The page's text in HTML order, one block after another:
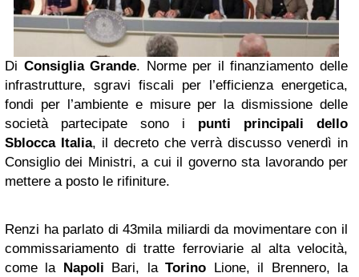
Di Consiglia Grande. Norme per il finanziamento delle
infrastrutture, sgravi fiscali per l’efficienza energetica,
fondi per l’ambiente e misure per la dismissione delle
società partecipate sono i punti principali dello
Sblocca Italia, il decreto che verrà discusso venerdì in
Consiglio dei Ministri, a cui il governo sta lavorando per
mettere a posto le rifiniture.
Renzi ha parlato di 43mila miliardi da movimentare con il
commissariamento di tratte ferroviarie al alta velocità,
come la
Napoli Bari, laTorino Lione, il Brennero, la